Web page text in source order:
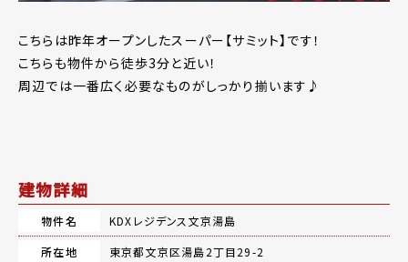
こちらは昨年オープンしたスーパー【サミット】です！
こちらも物件から徒歩3分と近い！
周辺では一番広く必要なものがしっかり揃います♪
建物詳細
物件名
KDXレジデンス文京湯島
所在地
東京都文京区湯島2丁目29-2